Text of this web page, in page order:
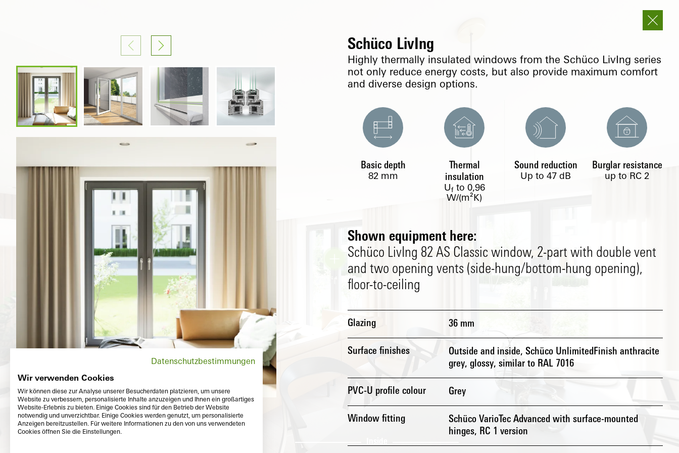
Schüco LivIng
Highly thermally insulated windows from the Schüco LivIng series
not only reduce energy costs, but also provide maximum comfort
and diverse design options.
Basic depth
82mm
Thermal
insulation
Uf to 0,96
W/(m²K)
Sound reduction
Up to 47 dB
Burglar resistance
up to RC 2
Shown equipment here:
Schüco LivIng 82 AS Classic window, 2-part with double vent
and two opening vents (side-hung/bottom-hung opening),
floor-to-ceiling
Glazing 36 mm
Surface finishes
Outside and inside, Schüco UnlimitedFinish anthracite
grey, glossy, similar to RAL 7016
PVC-U profile colour Grey
Window fitting
Schüco VarioTec Advanced with surface-mounted
hinges, RC 1 version
Datenschutzbestimmungen
Wir verwenden Cookies
Wir können diese zur Analyse unserer Besucherdaten platzieren, um unsere
Website zu verbessern, personalisierte Inhalte anzuzeigen und Ihnen ein großartiges
Website-Erlebnis zu bieten. Einige Cookies sind für den Betrieb der Website
notwendig und unverzichtbar. Einige Cookies werden genutzt, um personalisierte
Anzeigen bereitzustellen. Für weitere Informationen zu den von uns verwendeten
Cookies öffnen Sie die Einstellungen.